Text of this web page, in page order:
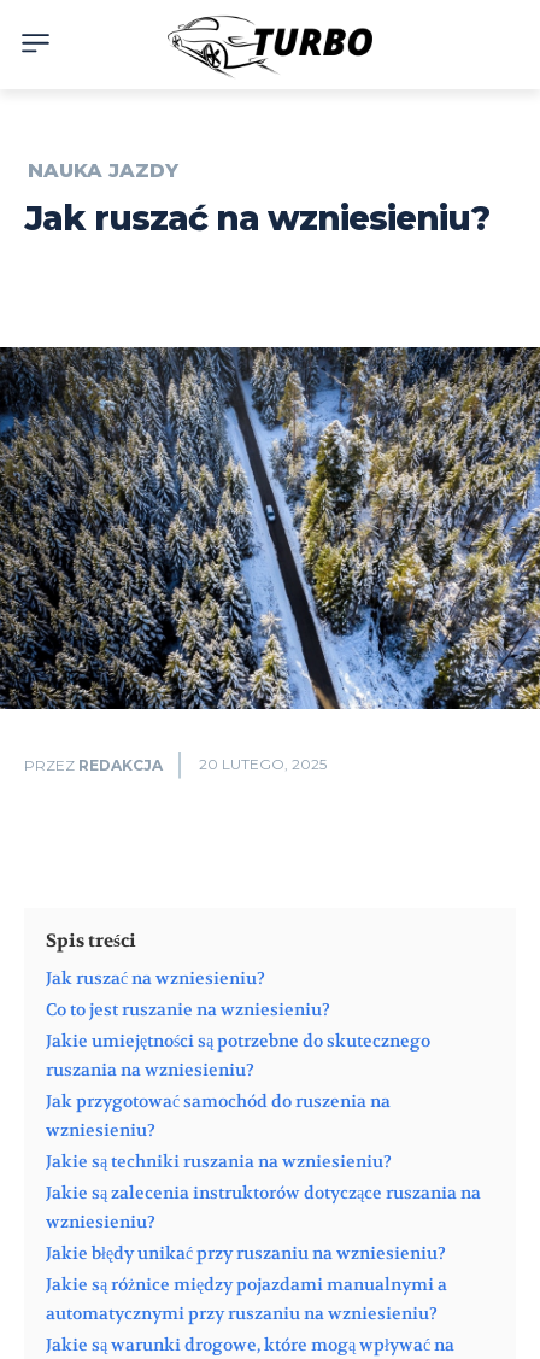
NAUKA JAZDY
Jak ruszać na wzniesieniu?
PRZEZ REDAKCJA 20 LUTEGO, 2025
Spis treści
Jak ruszać na wzniesieniu?
Co to jest ruszanie na wzniesieniu?
Jakie umiejętności są potrzebne do skutecznego
ruszania na wzniesieniu?
Jak przygotować samochód do ruszenia na
wzniesieniu?
Jakie są techniki ruszania na wzniesieniu?
Jakie są zalecenia instruktorów dotyczące ruszania na
wzniesieniu?
Jakie błędy unikać przy ruszaniu na wzniesieniu?
Jakie są różnice między pojazdami manualnymi a
automatycznymi przy ruszaniu na wzniesieniu?
Jakie są warunki drogowe, które mogą wpływać na